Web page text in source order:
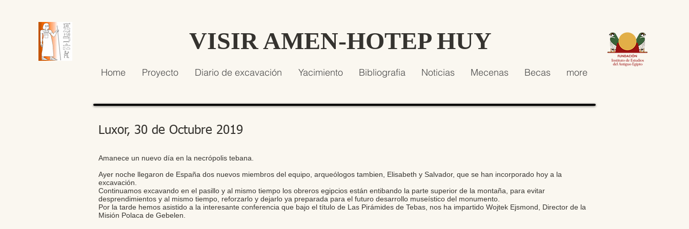
VISIR AMEN-HOTEP HUY
Home Proyecto Diario de excavación Yacimiento Bibliografia Noticias Mecenas Becas more
Luxor, 30 de Octubre 2019
Amanece un nuevo día en la necrópolis tebana.
Ayer noche llegaron de España dos nuevos miembros del equipo, arqueólogos tambien, Elisabeth y Salvador, que se han incorporado hoy a la
excavación.
Continuamos excavando en el pasillo y al mismo tiempo los obreros egipcios están entibando la parte superior de la montaña, para evitar
desprendimientos y al mismo tiempo, reforzarlo y dejarlo ya preparada para el futuro desarrollo museístico del monumento.
Por la tarde hemos asistido a la interesante conferencia que bajo el título de Las Pirámides de Tebas, nos ha impartido Wojtek Ejsmond, Director de la
Misión Polaca de Gebelen.